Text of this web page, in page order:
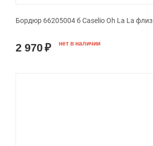
Бордюр 66205004 б Caselio Oh La La флиз
2 970₽ нет в наличии